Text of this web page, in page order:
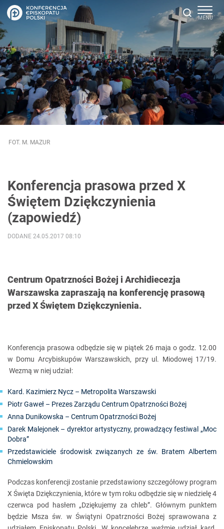
FOT. M. MAZUR
Konferencja prasowa przed X
Świętem Dziękczynienia
(zapowiedź)
Centrum Opatrzności Bożej i Archidiecezja
Warszawska zapraszają na konferencję prasową
przed X Świętem Dziękczynienia.
DODANE 24.05.2017 08:10
Konferencja prasowa odbędzie się w piątek 26 maja o godz. 12.00
w Domu Arcybiskupów Warszawskich, przy ul. Miodowej 17/19.
Wezmą w niej udział:
Kard. Kazimierz Nycz – Metropolita Warszawski
Piotr Gaweł – Prezes Zarządu Centrum Opatrzności Bożej
Anna Dunikowska – Centrum Opatrzności Bożej
Darek Malejonek – dyrektor artystyczny, prowadzący festiwal „Moc
Dobra”
Przedstawiciele środowisk związanych ze św. Bratem Albertem
Chmielowskim
Podczas konferencji zostanie przedstawiony szczegółowy program
X Święta Dziękczynienia, które w tym roku odbędzie się w niedzielę 4
czerwca pod hasłem „Dziękujemy za chleb”. Głównym punktem
będzie Msza św. w Świątyni Opatrzności Bożej sprawowana z